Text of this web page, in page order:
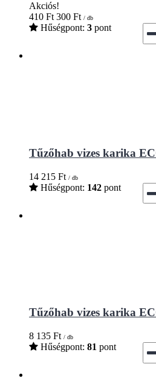
Akciós!
410 Ft 300 Ft / db
Hűségpont: 3 pont
Tűzőhab vizes karika
14 215 Ft / db
Hűségpont: 142 pont
Tűzőhab vizes karika
8 135 Ft / db
Hűségpont: 81 pont